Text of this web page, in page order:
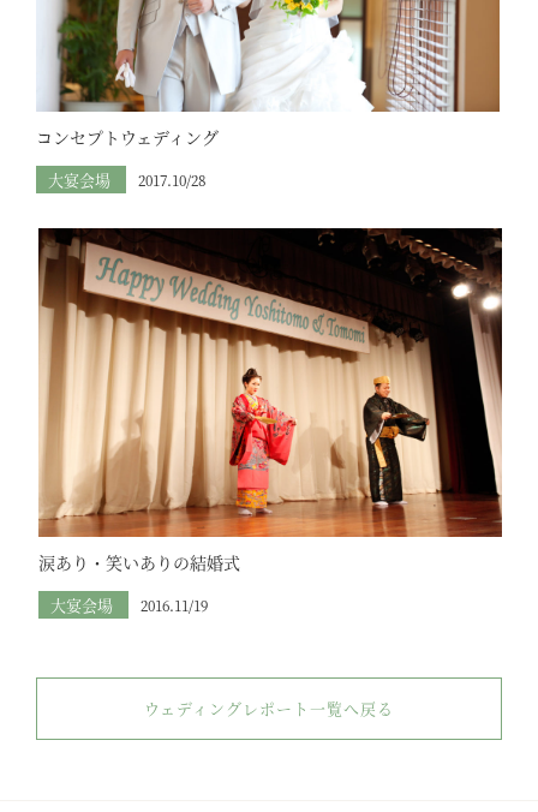
コンセプトウェディング
大宴会場 2017.10/28
涙あり・笑いありの結婚式
大宴会場 2016.11/19
ウェディングレポート一覧へ戻る